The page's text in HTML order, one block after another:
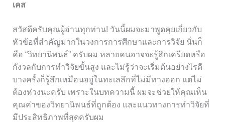
เคส
สวัสดีครับคุณผู้อ่านทุกท่าน! วันนี้ผมจะมาพูดคุยเกี่ยวกับ
หัวข้อที่สำคัญมากในวงการการศึกษาและการวิจัย นั่นก็
คือ “วิทยานิพนธ์” ครับผม หลายคนอาจจะรู้สึกเครียดหรือ
กังวลกับการทำวิจัยขั้นสูง และไม่รู้ว่าจะเริ่มต้นอย่างไรดี
บางครั้งก็รู้สึกเหมือนอยู่ในทะเลลึกที่ไม่มีทางออก แต่ไม่
ต้องห่วงนะครับ เพราะในบทความนี้ ผมจะช่วยให้คุณเห็น
คุณค่าของวิทยานิพนธ์ที่ถูกต้อง และแนวทางการทำวิจัยที่
มีประสิทธิภาพที่สุดครับผม